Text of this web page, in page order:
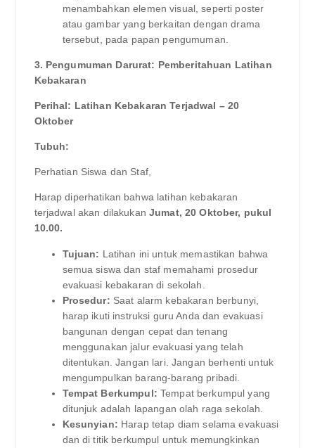
menambahkan elemen visual, seperti poster
atau gambar yang berkaitan dengan drama
tersebut, pada papan pengumuman.
3. Pengumuman Darurat: Pemberitahuan Latihan
Kebakaran
Perihal: Latihan Kebakaran Terjadwal – 20
Oktober
Tubuh:
Perhatian Siswa dan Staf,
Harap diperhatikan bahwa latihan kebakaran
terjadwal akan dilakukanJumat, 20 Oktober, pukul
10.00.
Tujuan: Latihan ini untuk memastikan bahwa
semua siswa dan staf memahami prosedur
evakuasi kebakaran di sekolah.
Prosedur: Saat alarm kebakaran berbunyi,
harap ikuti instruksi guru Anda dan evakuasi
bangunan dengan cepat dan tenang
menggunakan jalur evakuasi yang telah
ditentukan. Jangan lari. Jangan berhenti untuk
mengumpulkan barang-barang pribadi.
Tempat Berkumpul: Tempat berkumpul yang
ditunjuk adalah lapangan olah raga sekolah.
Kesunyian: Harap tetap diam selama evakuasi
dan di titik berkumpul untuk memungkinkan